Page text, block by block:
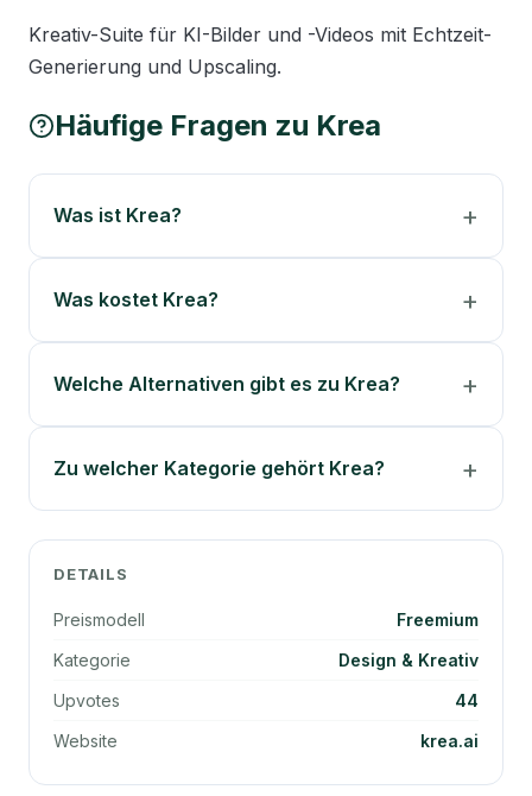
Kreativ-Suite für KI-Bilder und -Videos mit Echtzeit-
Generierung und Upscaling.
Häufige Fragen zu Krea
Was ist Krea?
Was kostet Krea?
Welche Alternativen gibt es zu Krea?
Zu welcher Kategorie gehört Krea?
DETAILS
Preismodell
Freemium
Kategorie
Design & Kreativ
Upvotes
44
Website
krea.ai